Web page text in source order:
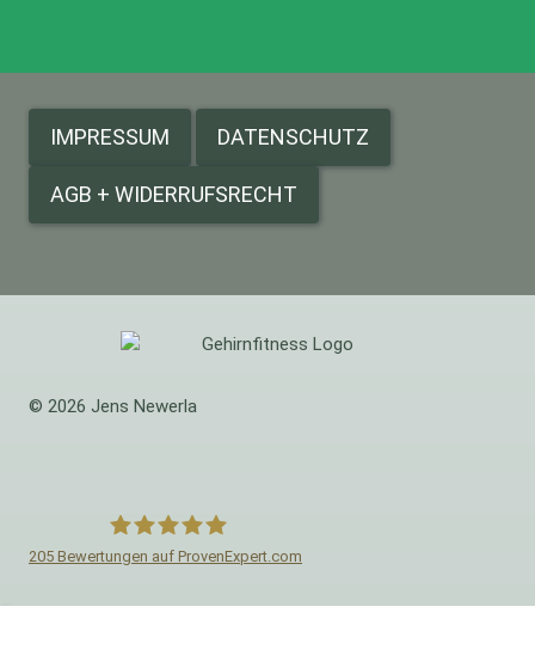
IMPRESSUM DATENSCHUTZ
AGB + WIDERRUFSRECHT
© 2026 Jens Newerla
205 Bewertungen auf ProvenExpert.com